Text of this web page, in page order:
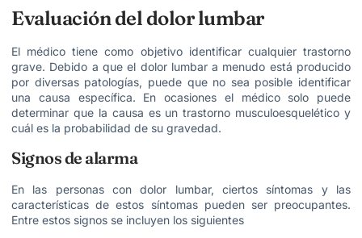
Evaluación del dolor lumbar
El médico tiene como objetivo identificar cualquier trastorno
grave. Debido a que el dolor lumbar a menudo está producido
por diversas patologías, puede que no sea posible identificar
una causa específica. En ocasiones el médico solo puede
determinar que la causa es un trastorno musculoesquelético y
cuál es la probabilidad de su gravedad.
Signos de alarma
En las personas con dolor lumbar, ciertos síntomas y las
características de estos síntomas pueden ser preocupantes.
Entre estos signos se incluyen los siguientes